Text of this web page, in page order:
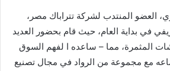
العضو المنتدب لشركة تتراباك مصر،
في بداية العام، حيث قام بحضور العديد
المثمرة، مما – ساعده ا لفهم السوق
مع مجموعة من الرواد في مجال تصنيع